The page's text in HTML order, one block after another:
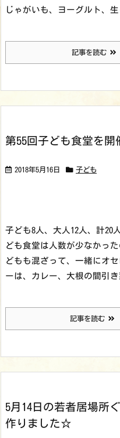
じゃがいも、ヨーグルト、
記事を読む
第55回子ども食堂を
2018年5月16日 子ども
子ども8人、大人12人、計20
ども食堂は人数が少なかっ
どもも混ざって、一緒にオセ
ーは、カレー、大根の間引
記事を読む
5月14日の若者居場所
作りました☆